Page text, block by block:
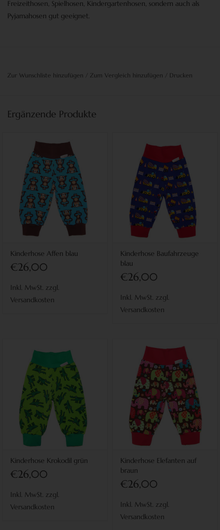
Freizeithosen, Spielhosen, Kindergartenhosen, sondern auch als
Pyjamahosen gut geeignet.
Zur Wunschliste hinzufügen Zum Vergleich hinzufügen Drucken
Ergänzende Produkte
Kinderhose Affen blau
€26,00
Inkl. MwSt. zzgl.
Versandkosten
Kinderhose Baufahrzeuge
blau
€26,00
Inkl. MwSt. zzgl.
Versandkosten
Kinderhose Krokodil grün
€26,00
Inkl. MwSt. zzgl.
Versandkosten
Kinderhose Elefanten auf
braun
€26,00
Inkl. MwSt. zzgl.
Versandkosten